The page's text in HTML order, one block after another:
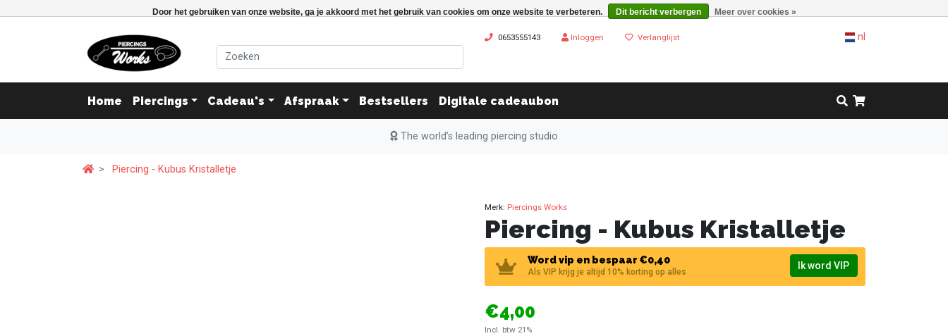
Door het gebruiken van onze website, ga je akkoord met het gebruik van cookies om onze website te verbeteren. Dit bericht verbergen Meer over cookies »
0653555143 Inloggen Verlanglijst nl
Home Piercings Cadeau's Afspraak Bestsellers Digitale cadeaubon
The world’s leading piercing studio
Piercing - Kubus Kristalletje
Merk: Piercings Works
Piercing - Kubus Kristalletje
Word vip en bespaar €0,40
Als VIP krijg je altijd 10% korting op alles
Ik word VIP
€4,00
Incl. btw 21%